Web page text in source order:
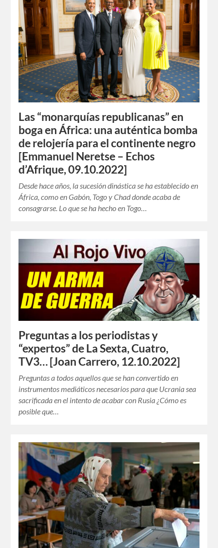
Las “monarquías republicanas” en
boga en África: una auténtica bomba
de relojería para el continente negro
[Emmanuel Neretse – Echos
d’Afrique, 09.10.2022]
Desde hace años, la sucesión dinástica se ha establecido en
África, como en Gabón, Togo y Chad donde acaba de
consagrarse. Lo que se ha hecho en Togo…
Preguntas a los periodistas y
“expertos” de La Sexta, Cuatro,
TV3… [Joan Carrero, 12.10.2022]
Preguntas a todos aquellos que se han convertido en
instrumentos mediáticos necesarios para que Ucrania sea
sacrificada en el intento de acabar con Rusia ¿Cómo es
posible que…